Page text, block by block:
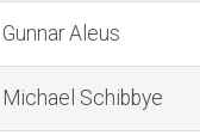
Gunnar Aleus
Michael Schibbye